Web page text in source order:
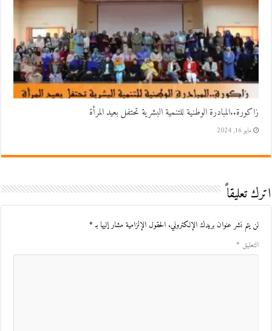
زاكورة..المبادرة الوطنية للتنمية البشرية تحتفل بعيد المرأة
مايو 16, 2024
اترك تعليقاً
لن يتم نشر عنوان بريدك الإلكتروني. الحقول الإلزامية مشار إليها بـ*
التعليق *